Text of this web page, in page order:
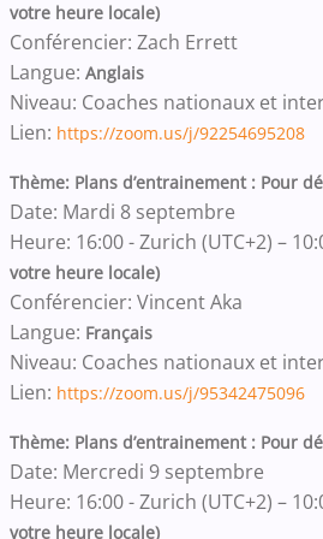
votre heure locale)
Conférencier: Zach Errett
Langue: Anglais
Niveau: Coaches nationaux et
Lien: https://zoom.us/j/92254695208
Thème: Plans d’entrainement : Pour
Date: Mardi 8 septembre
Heure: 16:00 - Zurich (UTC+2) –
votre heure locale)
Conférencier: Vincent Aka
Langue: Français
Niveau: Coaches nationaux et
Lien: https://zoom.us/j/95342475096
Thème: Plans d’entrainement : Pour
Date: Mercredi 9 septembre
Heure: 16:00 - Zurich (UTC+2) –
votre heure locale)